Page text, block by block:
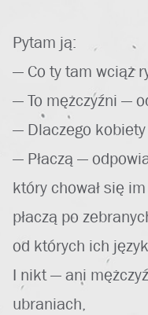
Pytam ją:
— Co ty tam wciąż
— To mężczyźni —
— Dlaczego kobiety
— Płaczą —
który chował się
płaczą po
od których ich
I nikt — ani
ubraniach,